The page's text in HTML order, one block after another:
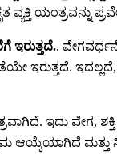
ಯಂತ್ರವನ್ನು
ಇರುತ್ತದೆ..
ಇರುತ್ತದೆ.
ಇದು ವೇಗ,
ಆಯ್ಕೆಯಾಗಿದೆ